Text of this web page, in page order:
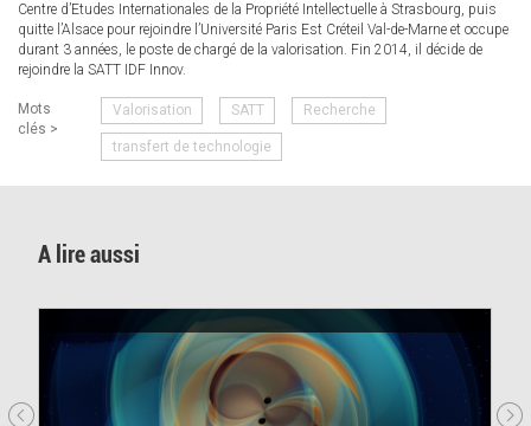
Centre d’Etudes Internationales de la Propriété Intellectuelle à Strasbourg, puis
quitte l’Alsace pour rejoindre l’Université Paris Est Créteil Val-de-Marne et occupe
durant 3 années, le poste de chargé de la valorisation. Fin 2014, il décide de
rejoindre la SATT IDF Innov.
Mots
clés >
Valorisation SATT Recherche
transfert de technologie
A lire aussi